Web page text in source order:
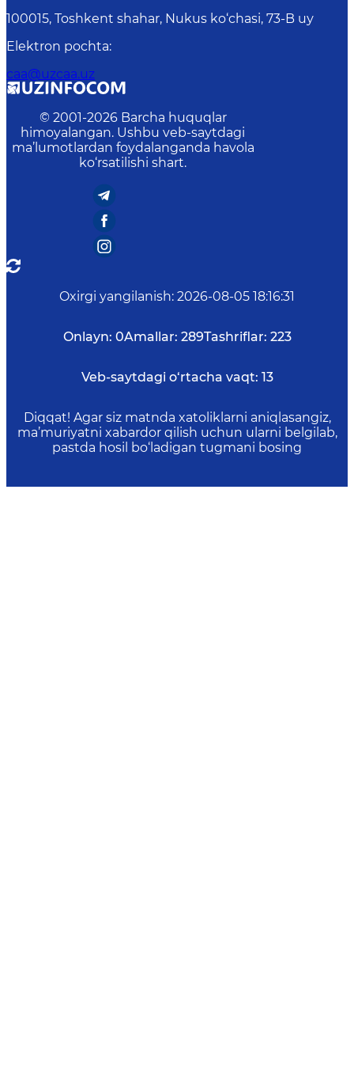
100015, Toshkent shahar, Nukus ko‘chasi, 73-B uу
Elektron pochta:
caa@uzcaa.uz
© 2001-2026 Barcha huquqlar
himoyalangan. Ushbu veb-saytdagi
ma’lumotlardan foydalanganda havola
ko‘rsatilishi shart.
Oxirgi yangilanish: 2026-08-05 18:16:31
Onlayn: 0Amallar: 289Tashriflar: 223
Veb-saytdagi o‘rtacha vaqt: 13
Diqqat! Agar siz matnda xatoliklarni aniqlasangiz,
ma’muriyatni xabardor qilish uchun ularni belgilab,
pastda hosil bo‘ladigan tugmani bosing